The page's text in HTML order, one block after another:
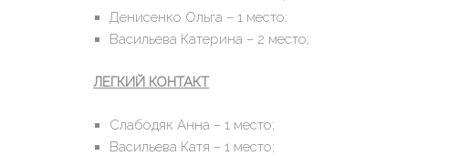
Денисенко Ольга – 1 место;
Васильева Катерина – 2 место;
ЛЕГКИЙ КОНТАКТ
Слабодяк Анна – 1 место;
Васильева Катя – 1 место;